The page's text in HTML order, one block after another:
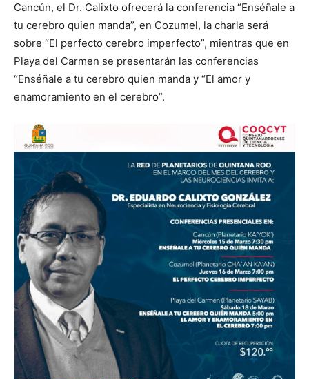
Cancún, el Dr. Calixto ofrecerá la conferencia “Enséñale a
tu cerebro quien manda”, en Cozumel, la charla será
sobre “El perfecto cerebro imperfecto”, mientras que en
Playa del Carmen se presentarán las conferencias
“Enséñale a tu cerebro quien manda y “El amor y
enamoramiento en el cerebro”.